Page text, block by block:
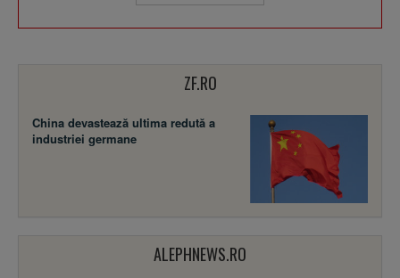
ZF.RO
China devastează ultima redută a
industriei germane
ALEPHNEWS.RO